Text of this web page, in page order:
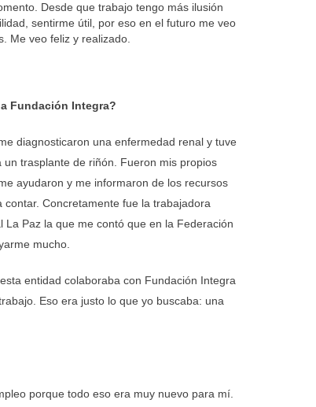
Desde que trabajo tengo más ilusión
sentirme útil, por eso en el futuro me veo
Me veo feliz y realizado.
Fundación Integra?
diagnosticaron una enfermedad renal y tuve
un trasplante de riñón. Fueron mis propios
ayudaron y me informaron de los recursos
contar. Concretamente fue la trabajadora
La Paz la que me contó que en la Federación
mucho.
esta entidad colaboraba con Fundación Integra
Eso era justo lo que yo buscaba: una
porque todo eso era muy nuevo para mí.